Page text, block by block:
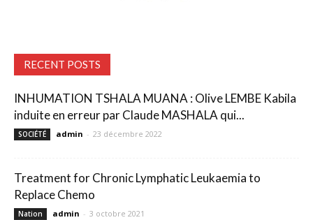
RECENT POSTS
INHUMATION TSHALA MUANA : Olive LEMBE Kabila
induite en erreur par Claude MASHALA qui...
SOCIÉTÉ admin - 23 décembre 2022
Treatment for Chronic Lymphatic Leukaemia to
Replace Chemo
Nation admin - 3 octobre 2021